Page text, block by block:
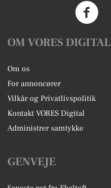
OM VORES DIGITAL
Om os
For annoncører
Vilkår og Privatlivspolitik
Kontakt VORES Digital
Administrer samtykke
GENVEJE